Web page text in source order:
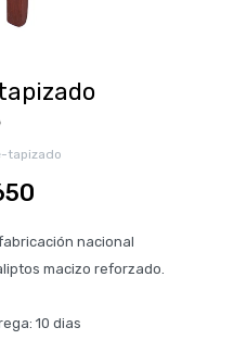
tapizado
nacional
macizo reforzado.
10 dias